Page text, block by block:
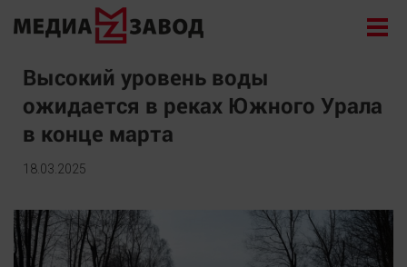
Новости
Экономика
Происшествия
Общество
Культура
Здоровье
Высокий уровень воды
ожидается в реках Южного Урала
в конце марта
18.03.2025